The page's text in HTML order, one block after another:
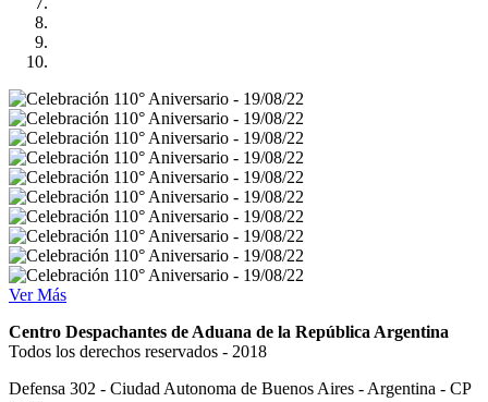
Ver Más
Centro Despachantes de Aduana de la República Argentina
Todos los derechos reservados - 2018
Defensa 302 - Ciudad Autonoma de Buenos Aires - Argentina - CP